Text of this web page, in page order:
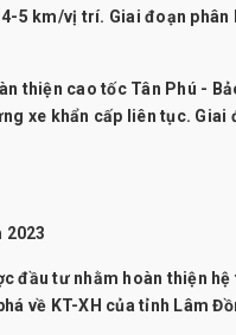
5 km/vị trí. Giai đoạn
thiện cao tốc Tân Phú -
xe khẩn cấp liên tục.
đầu tư nhằm hoàn thiện
về KT-XH của tỉnh Lâm